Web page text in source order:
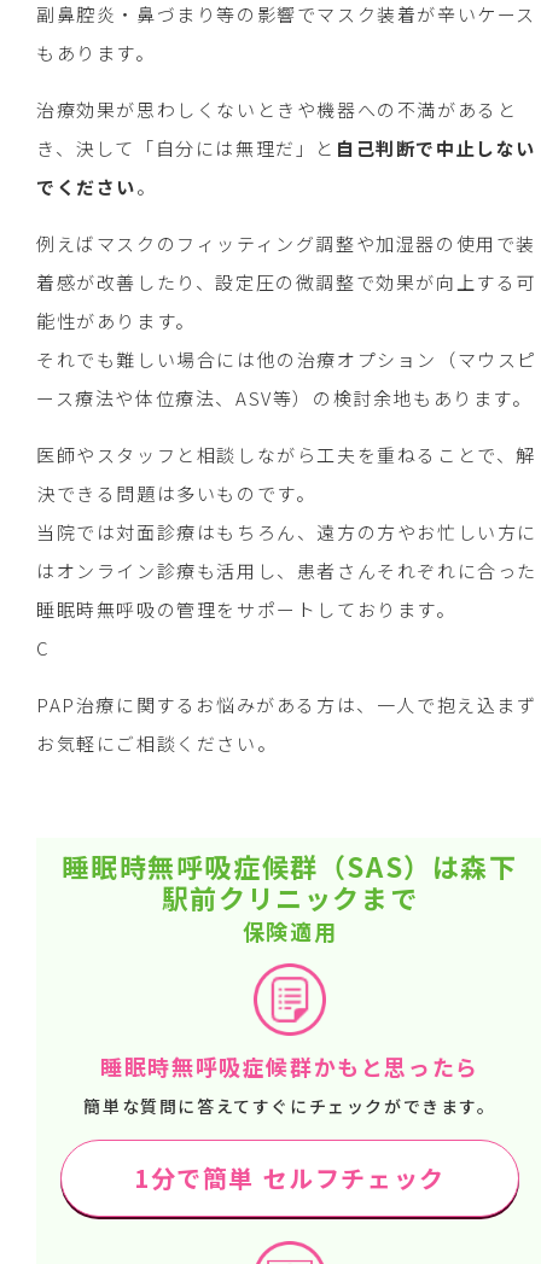
副鼻腔炎・鼻づまり等の影響でマスク装着が辛いケース
もあります。
治療効果が思わしくないときや機器への不満があると
き、決して「自分には無理だ」と 自己判断で中止しない
でください。
例えばマスクのフィッティング調整や加湿器の使用で装
着感が改善したり、設定圧の微調整で効果が向上する可
能性があります。
それでも難しい場合には他の治療オプション（マウスピ
ース療法や体位療法、ASV等）の検討余地もあります。
医師やスタッフと相談しながら工夫を重ねることで、解
決できる問題は多いものです。
当院では対面診療はもちろん、遠方の方やお忙しい方に
はオンライン診療も活用し、患者さんそれぞれに合った
睡眠時無呼吸の管理をサポートしております。
C
PAP治療に関するお悩みがある方は、一人で抱え込まず
お気軽にご相談ください。
睡眠時無呼吸症候群（SAS）は森下
駅前クリニックまで
保険適用
睡眠時無呼吸症候群かもと思ったら
簡単な質問に答えてすぐにチェックができます。
1分で簡単 セルフチェック